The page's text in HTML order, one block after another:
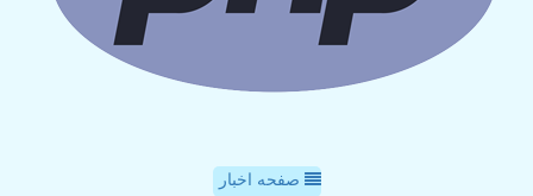
صفحه اخبار